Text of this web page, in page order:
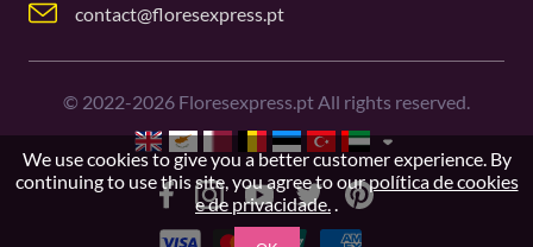
contact@floresexpress.pt
© 2022-2026 Floresexpress.pt All rights reserved.
We use cookies to give you a better customer experience. By
continuing to use this site, you agree to ourpolítica de cookies
e de privacidade..